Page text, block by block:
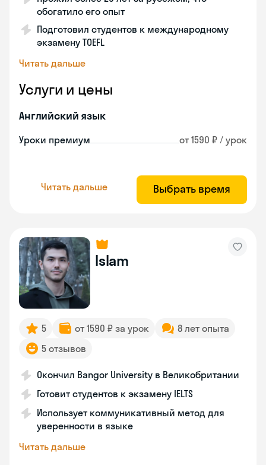
обогатило его опыт
Подготовил студентов к международному
экзамену TOEFL
Читать дальше
Услуги и цены
Английский язык
Уроки премиум от 1590 ₽ / урок
Читать дальше Выбрать время
Islam
5 от 1590 ₽ за урок
8 лет опыта
5 отзывов
Окончил Bangor University в Великобритании
Готовит студентов к экзамену IELTS
Использует коммуникативный метод для
уверенности в языке
Читать дальше